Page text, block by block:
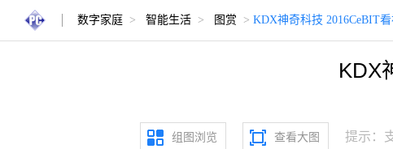
数字家庭 > 智能生活 > 图赏 > KDX神奇科技 2016CeBIT
KDX
组图浏览 查看大图 提示：